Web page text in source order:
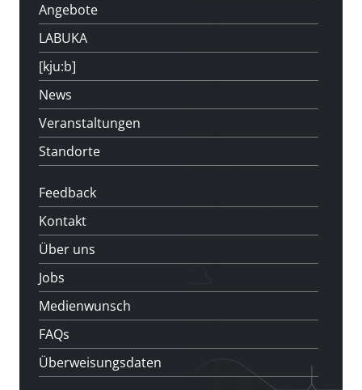
Angebote
LABUKA
[kju:b]
News
Veranstaltungen
Standorte
Feedback
Kontakt
Über uns
Jobs
Medienwunsch
FAQs
Überweisungsdaten